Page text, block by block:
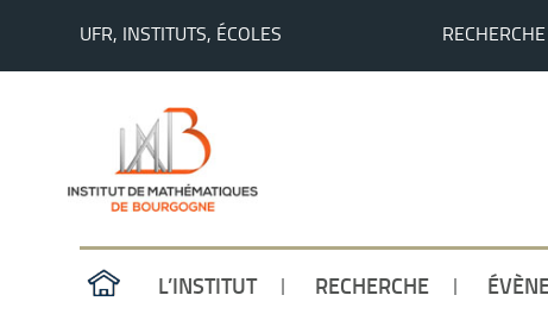
UFR, INSTITUTS, ÉCOLES RECHERCHE
L’INSTITUT RECHERCHE